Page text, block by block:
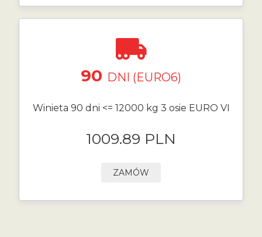
90 DNI (EURO6)
Winieta 90 dni <= 12000 kg 3 osie EURO VI
1009.89 PLN
ZAMÓW